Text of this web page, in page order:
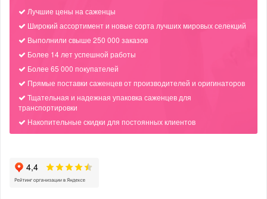
Лучшие цены на саженцы
Широкий ассортимент и новые сорта лучших мировых селекций
Выполнили свыше 250 000 заказов
Более 14 лет успешной работы
Более 65 000 покупателей
Прямые поставки саженцев от производителей и оригинаторов
Тщательная и надежная упаковка саженцев для
транспортировки
Накопительные скидки для постоянных клиентов